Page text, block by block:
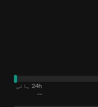
24h ہائی
--